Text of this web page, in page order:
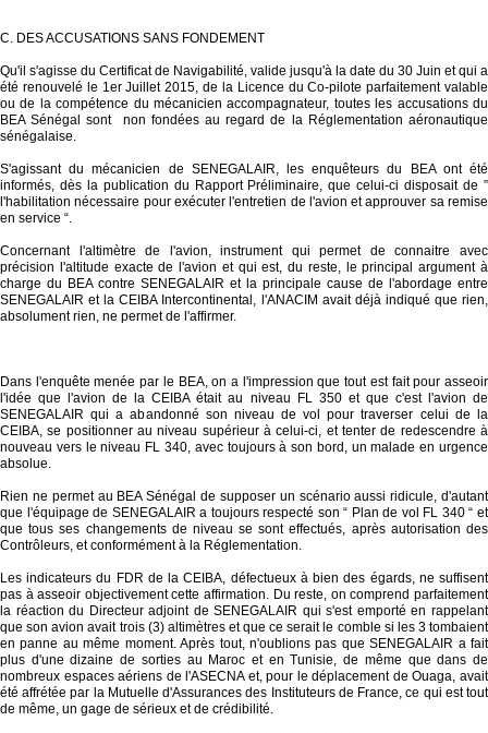
C. DES ACCUSATIONS SANS FONDEMENT
Qu'il s'agisse du Certificat de Navigabilité, valide jusqu'à la date du 30 Juin et qui a
été renouvelé le 1er Juillet 2015, de la Licence du Co-pilote parfaitement valable
ou de la compétence du mécanicien accompagnateur, toutes les accusations du
BEA Sénégal sont non fondées au regard de la Réglementation aéronautique
sénégalaise.
S'agissant du mécanicien de SENEGALAIR, les enquêteurs du BEA ont été
informés, dès la publication du Rapport Préliminaire, que celui-ci disposait de ”
l'habilitation nécessaire pour exécuter l'entretien de l'avion et approuver sa remise
en service “.
Concernant l'altimètre de l'avion, instrument qui permet de connaitre avec
précision l'altitude exacte de l'avion et qui est, du reste, le principal argument à
charge du BEA contre SENEGALAIR et la principale cause de l'abordage entre
SENEGALAIR et la CEIBA Intercontinental, l'ANACIM avait déjà indiqué que rien,
absolument rien, ne permet de l'affirmer.
Dans l'enquête menée par le BEA, on a l'impression que tout est fait pour asseoir
l'idée que l'avion de la CEIBA était au niveau FL 350 et que c'est l'avion de
SENEGALAIR qui a abandonné son niveau de vol pour traverser celui de la
CEIBA, se positionner au niveau supérieur à celui-ci, et tenter de redescendre à
nouveau vers le niveau FL 340, avec toujours à son bord, un malade en urgence
absolue.
Rien ne permet au BEA Sénégal de supposer un scénario aussi ridicule, d'autant
que l'équipage de SENEGALAIR a toujours respecté son “ Plan de vol FL 340 “ et
que tous ses changements de niveau se sont effectués, après autorisation des
Contrôleurs, et conformément à la Réglementation.
Les indicateurs du FDR de la CEIBA, défectueux à bien des égards, ne suffisent
pas à asseoir objectivement cette affirmation. Du reste, on comprend parfaitement
la réaction du Directeur adjoint de SENEGALAIR qui s'est emporté en rappelant
que son avion avait trois (3) altimètres et que ce serait le comble si les 3 tombaient
en panne au même moment. Après tout, n'oublions pas que SENEGALAIR a fait
plus d'une dizaine de sorties au Maroc et en Tunisie, de même que dans de
nombreux espaces aériens de l'ASECNA et, pour le déplacement de Ouaga, avait
été affrétée par la Mutuelle d'Assurances des Instituteurs de France, ce qui est tout
de même, un gage de sérieux et de crédibilité.